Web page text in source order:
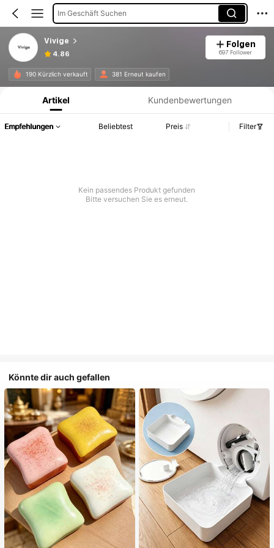
Im Geschäft Suchen
Vivige
4.86
Folgen
697 Follower
190 Kürzlich verkauft 381 Erneut kaufen
Produktinformation: Preisangabe, Verkaufs- und Lagerbestandsdetails.
Artikel Kundenbewertungen
Empfehlungen Beliebtest Preis Filter
Kein passendes Produkt gefunden
Bitte versuchen Sie es erneut.
Könnte dir auch gefallen